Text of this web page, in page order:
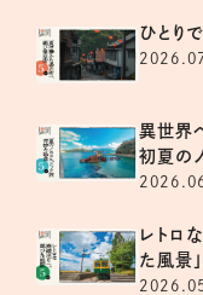
ひとり
異世界
初夏の
レトロ
た風景